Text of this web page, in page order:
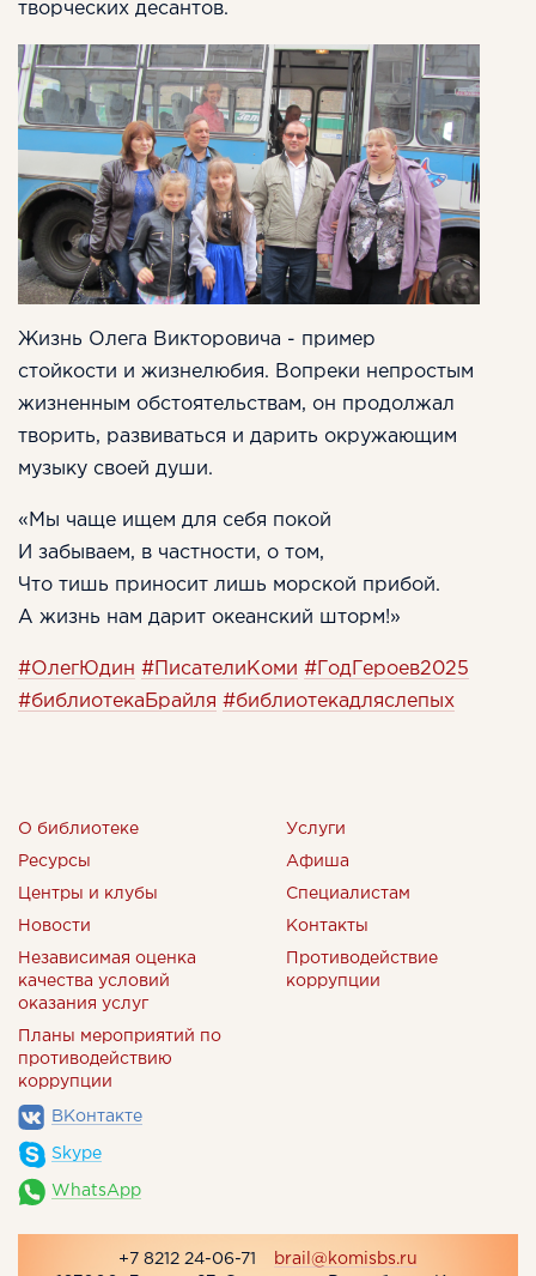
творческих десантов.
Жизнь Олега Викторовича - пример
стойкости и жизнелюбия. Вопреки непростым
жизненным обстоятельствам, он продолжал
творить, развиваться и дарить окружающим
музыку своей души.
«Мы чаще ищем для себя покой
И забываем, в частности, о том,
Что тишь приносит лишь морской прибой.
А жизнь нам дарит океанский шторм!»
#ОлегЮдин #ПисателиКоми #ГодГероев2025
#библиотекаБрайля #библиотекадляслепых
О библиотеке Услуги
Ресурсы Афиша
Центры и клубы Специалистам
Новости Контакты
Независимая оценка
качества условий
оказания услуг
Противодействие
коррупции
Планы мероприятий по
противодействию
коррупции
ВКонтакте
Skype
WhatsApp
+7 8212 24-06-71
brail@komisbs.ru